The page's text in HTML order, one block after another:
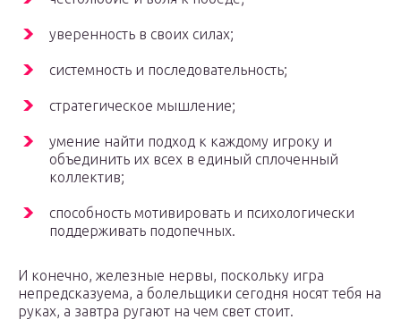
уверенность в своих силах;
системность и последовательность;
стратегическое мышление;
умение найти подход к каждому игроку и
объединить их всех в единый сплоченный
коллектив;
способность мотивировать и психологически
поддерживать подопечных.
И конечно, железные нервы, поскольку игра
непредсказуема, а болельщики сегодня носят тебя на
руках, а завтра ругают на чем свет стоит.